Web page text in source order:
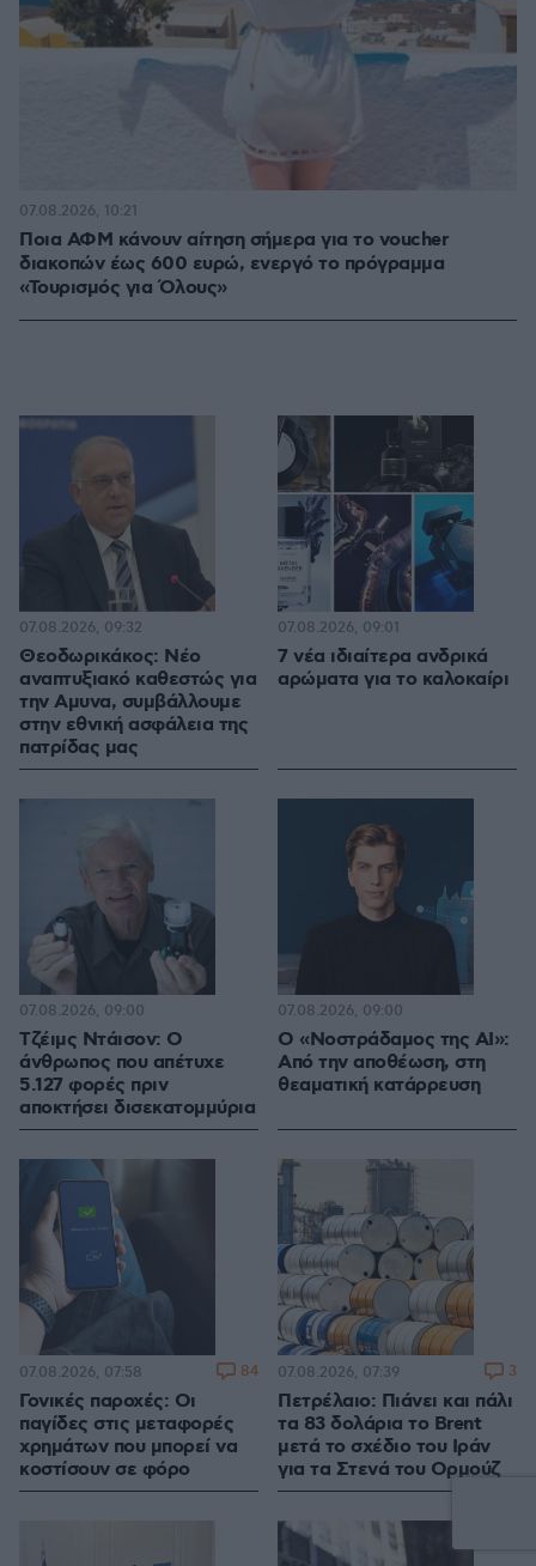
Ποια ΑΦΜ κάνουν αίτηση σήμερα για το voucher
διακοπών έως 600 ευρώ, ενεργό το πρόγραμμα
«Τουρισμός για Όλους»
07.08.2026, 10:21
Θεοδωρικάκος: Νέο
αναπτυξιακό καθεστώς για
την Αμυνα, συμβάλλουμε
στην εθνική ασφάλεια της
πατρίδας μας
07.08.2026, 09:32
7 νέα ιδιαίτερα ανδρικά
αρώματα για το καλοκαίρι
07.08.2026, 09:01
Τζέιμς Ντάισον: Ο
άνθρωπος που απέτυχε
5.127 φορές πριν
αποκτήσει δισεκατομμύρια
07.08.2026, 09:00
Ο «Νοστράδαμος της AI»:
Από την αποθέωση, στη
θεαματική κατάρρευση
07.08.2026, 09:00
Γονικές παροχές: Οι
παγίδες στις μεταφορές
χρημάτων που μπορεί να
κοστίσουν σε φόρο
07.08.2026, 07:58 84
Πετρέλαιο: Πιάνει και πάλι
τα 83 δολάρια το Brent
μετά το σχέδιο του Ιράν
για τα Στενά του Ορμούζ
07.08.2026, 07:39 3